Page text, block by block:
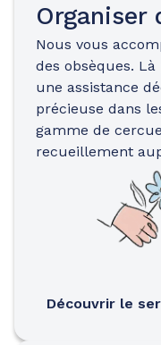
Organiser
Nous vous
des obsèques.
une assistance
précieuse dans
gamme de
recueillement
Découvrir le